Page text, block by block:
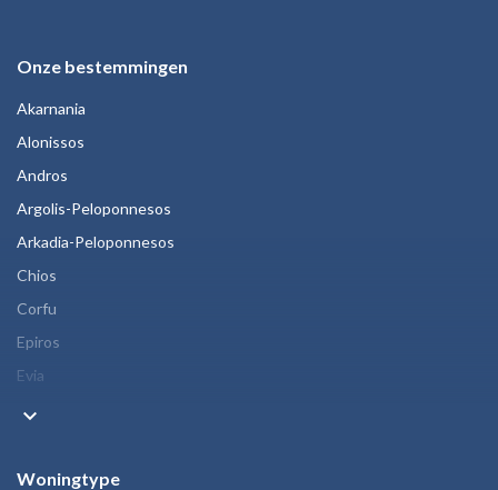
Onze bestemmingen
Akarnania
Alonissos
Andros
Argolis-Peloponnesos
Arkadia-Peloponnesos
Chios
Corfu
Epiros
Evia
keyboard_arrow_down
Woningtype